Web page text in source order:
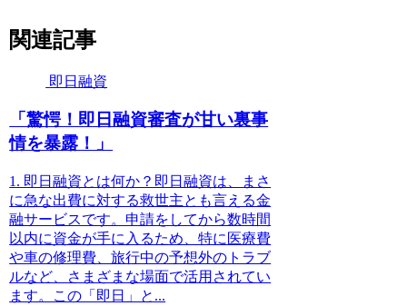
関連記事
即日融資
「驚愕！即日融資審査が甘い裏事
情を暴露！」
1. 即日融資とは何か？即日融資は、まさ
に急な出費に対する救世主とも言える金
融サービスです。申請をしてから数時間
以内に資金が手に入るため、特に医療費
や車の修理費、旅行中の予想外のトラブ
ルなど、さまざまな場面で活用されてい
ます。この「即日」と...